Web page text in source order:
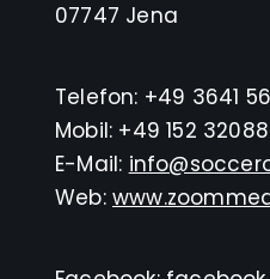
07747 Jena
Telefon: +49 3641
Mobil: +49 152
E-Mail:
Web: